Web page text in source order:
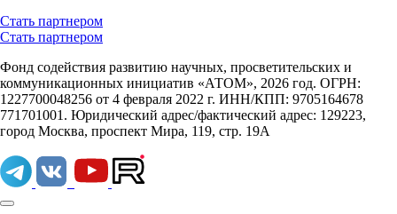
Стать партнером
Стать партнером
Фонд содействия развитию научных, просветительских и
коммуникационных инициатив «АТОМ», 2026 год. ОГРН:
1227700048256 от 4 февраля 2022 г. ИНН/КПП: 9705164678
771701001. Юридический адрес/фактический адрес: 129223,
город Москва, проспект Мира, 119, стр. 19А